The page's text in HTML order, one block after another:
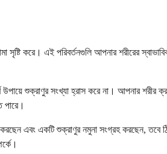
করে। এই পরিবর্তনগুলি আপনার শরীরের
শুক্রাণুর সংখ্যা হ্রাস করে না। আপনার শরীর
পারে।
করছেন এবং একটি শুক্রাণুর নমুনা সংগ্রহ করছেন,